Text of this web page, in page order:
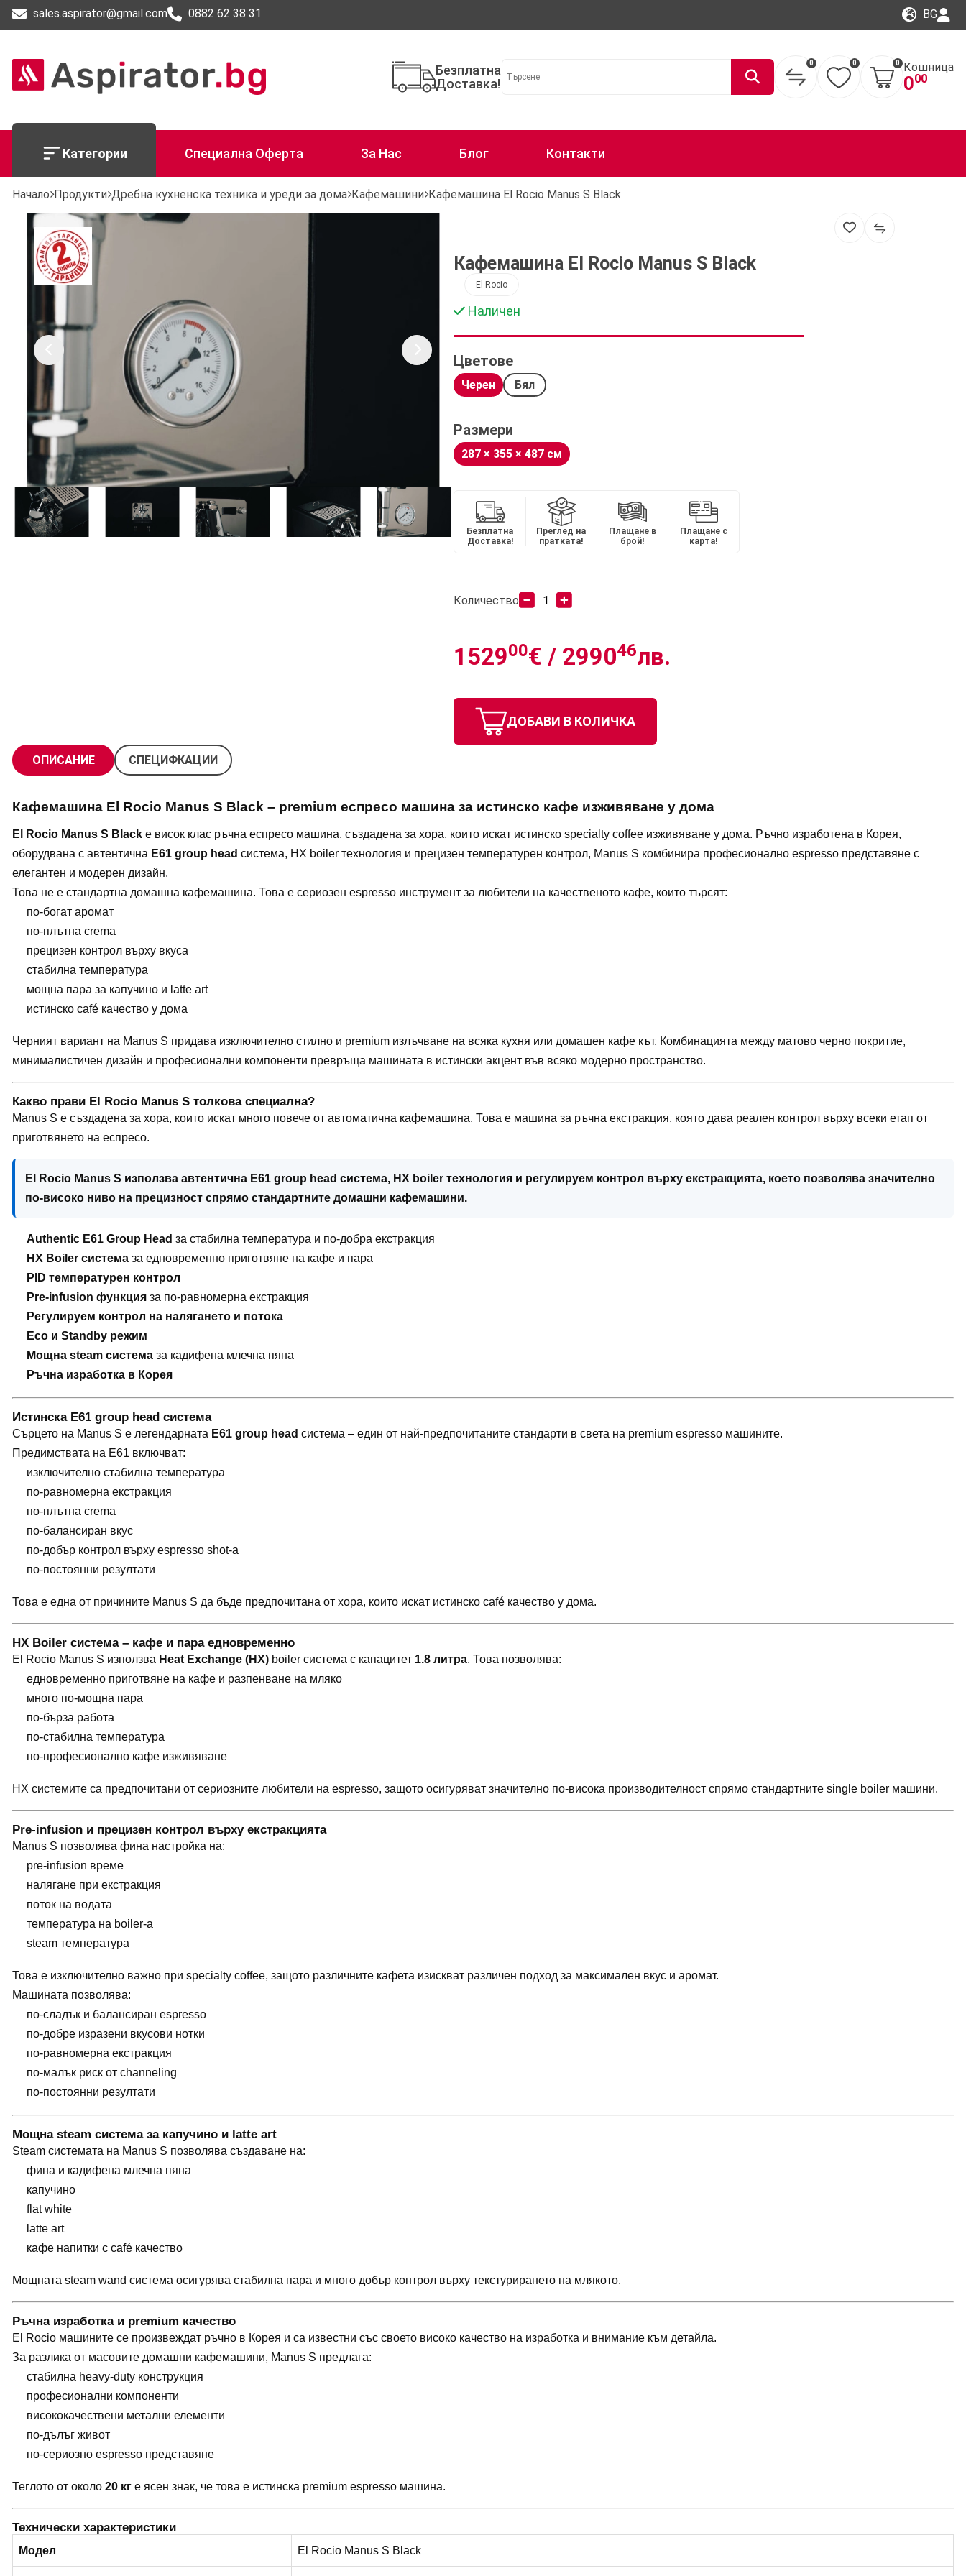
sales.aspirator@gmail.com 0882 62 38 31 BG
Безплатна
Доставка!
0 0 0 Кошница
000
Категории Специална Оферта За Нас Блог Контакти
Начало Продукти Дребна кухненска техника и уреди за дома Кафемашини Кафемашина El Rocio Manus S Black
Кафемашина El Rocio Manus S Black
El Rocio
Наличен
Цветове
Черен Бял
Размери
287 × 355 × 487 см
Безплатна
Доставка!
Преглед на
пратката!
Плащане в
брой!
Плащане с
карта!
Количество
152900€ / 299046лв.
ДОБАВИ В КОЛИЧКА
ОПИСАНИЕ СПЕЦИФКАЦИИ
Кафемашина El Rocio Manus S Black – premium еспресо машина за истинско кафе изживяване у дома
El Rocio Manus S Black е висок клас ръчна еспресо машина, създадена за хора, които искат истинско specialty coffee изживяване у дома. Ръчно изработена в Корея,
оборудвана с автентична E61 group head система, HX boiler технология и прецизен температурен контрол, Manus S комбинира професионално espresso представяне с
елегантен и модерен дизайн.
Това не е стандартна домашна кафемашина. Това е сериозен espresso инструмент за любители на качественото кафе, които търсят:
по-богат аромат
по-плътна crema
прецизен контрол върху вкуса
стабилна температура
мощна пара за капучино и latte art
истинско café качество у дома
Черният вариант на Manus S придава изключително стилно и premium излъчване на всяка кухня или домашен кафе кът. Комбинацията между матово черно покритие,
минималистичен дизайн и професионални компоненти превръща машината в истински акцент във всяко модерно пространство.
Какво прави El Rocio Manus S толкова специална?
Manus S е създадена за хора, които искат много повече от автоматична кафемашина. Това е машина за ръчна екстракция, която дава реален контрол върху всеки етап от
приготвянето на еспресо.
El Rocio Manus S използва автентична E61 group head система, HX boiler технология и регулируем контрол върху екстракцията, което позволява значително
по-високо ниво на прецизност спрямо стандартните домашни кафемашини.
Authentic E61 Group Head за стабилна температура и по-добра екстракция
HX Boiler система за едновременно приготвяне на кафе и пара
PID температурен контрол
Pre-infusion функция за по-равномерна екстракция
Регулируем контрол на налягането и потока
Eco и Standby режим
Мощна steam система за кадифена млечна пяна
Ръчна изработка в Корея
Истинска E61 group head система
Сърцето на Manus S е легендарната E61 group head система – един от най-предпочитаните стандарти в света на premium espresso машините.
Предимствата на E61 включват:
изключително стабилна температура
по-равномерна екстракция
по-плътна crema
по-балансиран вкус
по-добър контрол върху espresso shot-а
по-постоянни резултати
Това е една от причините Manus S да бъде предпочитана от хора, които искат истинско café качество у дома.
HX Boiler система – кафе и пара едновременно
El Rocio Manus S използва Heat Exchange (HX) boiler система с капацитет 1.8 литра. Това позволява:
едновременно приготвяне на кафе и разпенване на мляко
много по-мощна пара
по-бърза работа
по-стабилна температура
по-професионално кафе изживяване
HX системите са предпочитани от сериозните любители на espresso, защото осигуряват значително по-висока производителност спрямо стандартните single boiler машини.
Pre-infusion и прецизен контрол върху екстракцията
Manus S позволява фина настройка на:
pre-infusion време
налягане при екстракция
поток на водата
температура на boiler-а
steam температура
Това е изключително важно при specialty coffee, защото различните кафета изискват различен подход за максимален вкус и аромат.
Машината позволява:
по-сладък и балансиран espresso
по-добре изразени вкусови нотки
по-равномерна екстракция
по-малък риск от channeling
по-постоянни резултати
Мощна steam система за капучино и latte art
Steam системата на Manus S позволява създаване на:
фина и кадифена млечна пяна
капучино
flat white
latte art
кафе напитки с café качество
Мощната steam wand система осигурява стабилна пара и много добър контрол върху текстурирането на млякото.
Ръчна изработка и premium качество
El Rocio машините се произвеждат ръчно в Корея и са известни със своето високо качество на изработка и внимание към детайла.
За разлика от масовите домашни кафемашини, Manus S предлага:
стабилна heavy-duty конструкция
професионални компоненти
висококачествени метални елементи
по-дълъг живот
по-сериозно espresso представяне
Теглото от около 20 кг е ясен знак, че това е истинска premium espresso машина.
Технически характеристики
Модел El Rocio Manus S Black